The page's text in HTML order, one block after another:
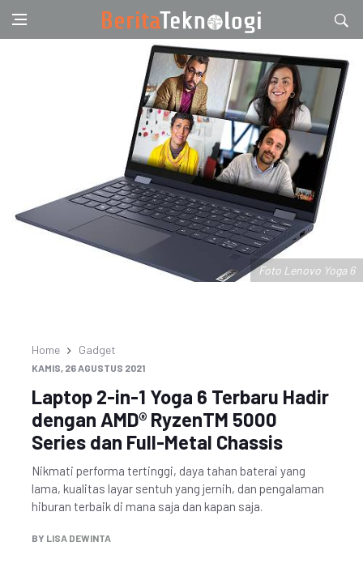
Foto Lenovo Yoga 6
Home Gadget
KAMIS, 26 AGUSTUS 2021
Laptop 2-in-1 Yoga 6 Terbaru Hadir
dengan AMD® RyzenTM 5000
Series dan Full-Metal Chassis
Nikmati performa tertinggi, daya tahan baterai yang
lama, kualitas layar sentuh yang jernih, dan pengalaman
hiburan terbaik di mana saja dan kapan saja.
BY LISA DEWINTA